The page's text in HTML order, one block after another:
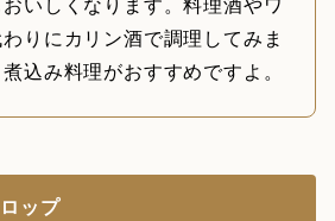
りにカリン酒で調理してみま
込み料理がおすすめですよ。
ップ